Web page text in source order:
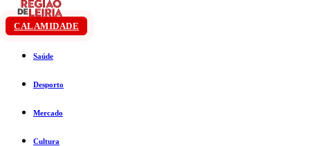
CALAMIDADE
Saúde
Desporto
Mercado
Cultura